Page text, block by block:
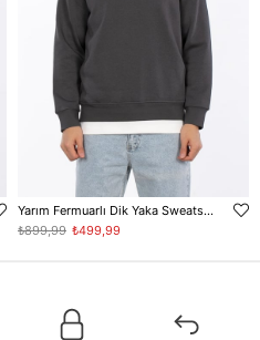
Yarım Fermuarlı Dik Yaka Sweatshirt - Antrasit
₺499,99
₺899,99